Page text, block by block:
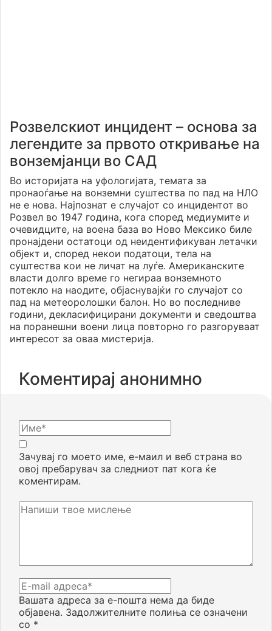
Розвелскиот инцидент – основа за
легендите за првото откривање на
вонземјанци во САД
Во историјата на уфологијата, темата за
пронаоѓање на вонземни суштества по пад на НЛО
не е нова. Најпознат е случајот со инцидентот во
Розвел во 1947 година, кога според медиумите и
очевидците, на воена база во Ново Мексико биле
пронајдени остатоци од неидентификуван летачки
објект и, според некои податоци, тела на
суштества кои не личат на луѓе. Американските
власти долго време го негираа вонземното
потекло на наодите, објаснувајќи го случајот со
пад на метеоролошки балон. Но во последниве
години, декласифицирани документи и сведоштва
на поранешни воени лица повторно го разгоруваат
интересот за оваа мистерија.
Коментирај анонимно
Вашата адреса за е-пошта нема да биде
објавена. Задолжителните полиња се означени
со *
Зачувај го моето име, е-маил и веб страна во
овој пребарувач за следниот пат кога ќе
коментирам.